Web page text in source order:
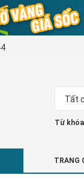
Tất
Từ
TRANG